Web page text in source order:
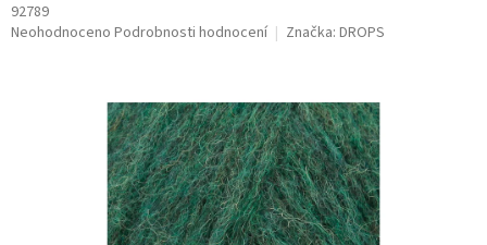
92789
Průměrné
Neohodnoceno Podrobnosti hodnocení Značka: DROPS